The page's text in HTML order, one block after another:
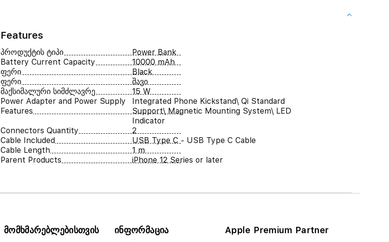
Features
პროდუქტის ტიპი
Power Bank
Battery Current Capacity
10000 mAh
ფერი
Black
ფერი
შავი
მაქსიმალური სიმძლავრე
15 W
Power Adapter and Power Supply
Features
Integrated Phone Kickstand\ Qi Standard
Support\ Magnetic Mounting System\ LED
Indicator
Connectors Quantity
2
Cable Included
USB Type C - USB Type C Cable
Cable Length
1 m
Parent Products
iPhone 12 Series or later
მომხმარებლებისთვის ინფორმაცია Apple Premium Partner